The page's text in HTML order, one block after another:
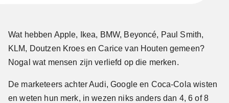
Wat hebben Apple, Ikea, BMW, Beyoncé, Paul Smith,
KLM, Doutzen Kroes en Carice van Houten gemeen?
Nogal wat mensen zijn verliefd op die merken.
De marketeers achter Audi, Google en Coca-Cola wisten
en weten hun merk, in wezen niks anders dan 4, 6 of 8